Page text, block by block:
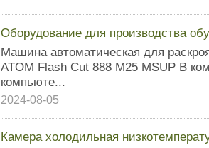
Оборудование для производства
Машина автоматическая для
ATOM Flash Cut 888 М25 MSUP В
компьюте...
2024-08-05
Камера холодильная